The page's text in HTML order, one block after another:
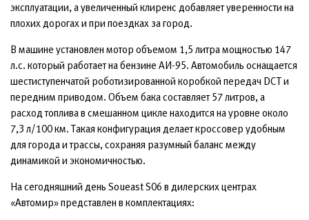
эксплуатации, а увеличенный клиренс добавляет уверенности на
плохих дорогах и при поездках за город.
В машине установлен мотор объемом 1,5 литра мощностью 147
л.с. который работает на бензине АИ-95. Автомобиль оснащается
шестиступенчатой роботизированной коробкой передач DCT и
передним приводом. Объем бака составляет 57 литров, а
расход топлива в смешанном цикле находится на уровне около
7,3 л/100 км. Такая конфигурация делает кроссовер удобным
для города и трассы, сохраняя разумный баланс между
динамикой и экономичностью.
На сегодняшний день Soueast S06 в дилерских центрах
«Автомир» представлен в комплектациях: